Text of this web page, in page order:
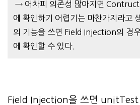
→ 어차피 의존성 많아지면
에 확인하기 어렵기는 마찬가지라고
의 기능을 쓰면 Field Injection의 경
에 확인할 수 있다.
Field Injection을 쓰면 unitTest